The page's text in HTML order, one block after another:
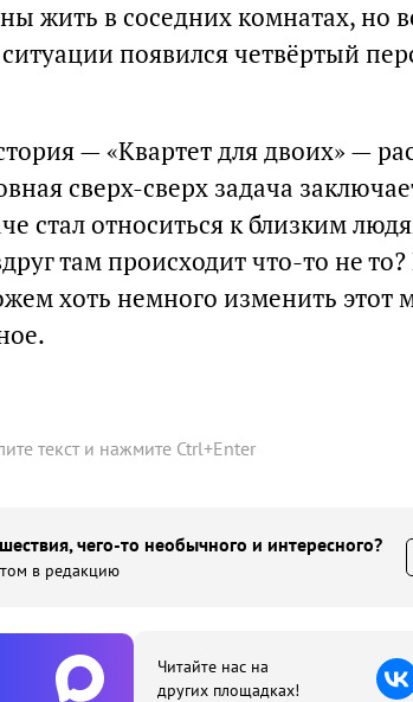
жить в соседних комнатах, но
появился четвёртый
— «Квартет для двоих» —
сверх-сверх задача
стал относиться к близким
там происходит что-то не
хоть немного изменить этот
текст и нажмите Ctrl+Enter
чего-то необычного и интересного?
в редакцию
Читайте нас на
других площадках!